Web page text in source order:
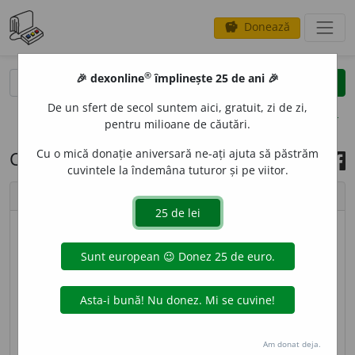
savings Donează
opțiuni
Cuvântul zilei, 31 martie 2024
© imagineTiberiu
ÎNVĂȚĂCEL, învățăcei, s. m.(Fam.) Școlar, elev,
discipol; ucenic. –Învățat+suf. -el.
🎉 dexonline® împlinește 25 de ani 🎉
De un sfert de secol suntem aici, gratuit, zi de zi,
pentru milioane de căutări.
Cu o mică donație aniversară ne-ați ajuta să păstrăm
cuvintele la îndemâna tuturor și pe viitor.
Am donat deja.